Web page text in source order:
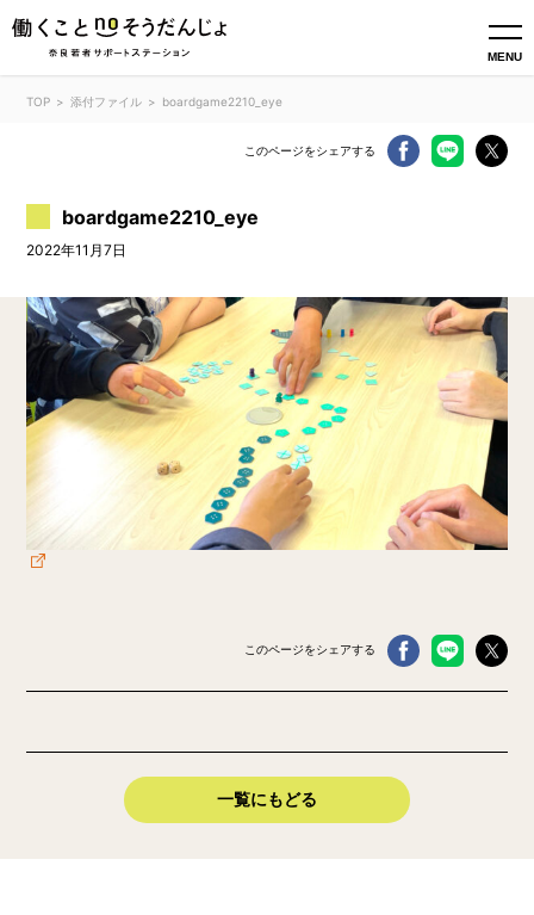
MENU
TOP 添付ファイル boardgame2210_eye
このページをシェアする
boardgame2210_eye
2022年11月7日
このページをシェアする
一覧にもどる